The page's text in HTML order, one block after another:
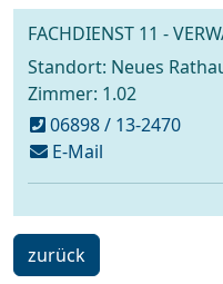
FACHDIENST 11 -
Standort: Neues
Zimmer: 1.02
06898 / 13-2470
E-Mailschreiben
an
ein
zurück